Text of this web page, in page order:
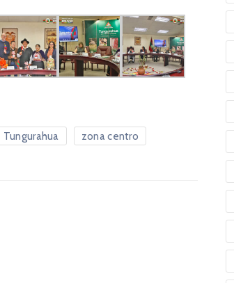
Tungurahua zona centro